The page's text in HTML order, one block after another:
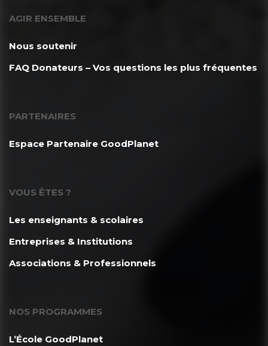
AGIR ENSEMBLE
Nous soutenir
FAQ Donateurs – Vos questions les plus fréquentes
PARTENAIRES
Espace Partenaire GoodPlanet
VOUS ÊTES ?
Les enseignants & scolaires
Entreprises & Institutions
Associations & Professionnels
NOS PROGRAMMES
L’École GoodPlanet